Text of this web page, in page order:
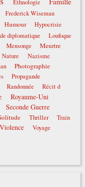
Ethnologie
Frederick Wiseman
Humour
Hypocrisie
diplomatique
Loufoque
Mensonge
Meurtre
Nature
Nazisme
Photographie
Propagande
Randonnée
Récit d
Royaume-Uni
Seconde Guerre
Thriller Train
Violence Voyage